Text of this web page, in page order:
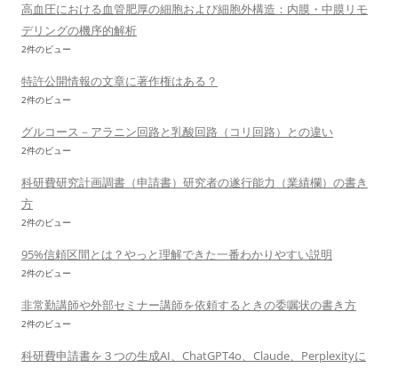
高血圧における血管肥厚の細胞および細胞外構造：内膜・中膜リモ
デリングの機序的解析
2件のビュー
特許公開情報の文章に著作権はある？
2件のビュー
グルコース－アラニン回路と乳酸回路（コリ回路）との違い
2件のビュー
科研費研究計画調書（申請書）研究者の遂行能力（業績欄）の書き
方
2件のビュー
95%信頼区間とは？やっと理解できた一番わかりやすい説明
2件のビュー
非常勤講師や外部セミナー講師を依頼するときの委嘱状の書き方
2件のビュー
科研費申請書を３つの生成AI、ChatGPT4o、Claude、Perplexityに